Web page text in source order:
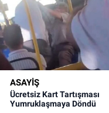
ASAYIŞ
Ücretsiz Kart Tartışması
Yumruklaşmaya Döndü